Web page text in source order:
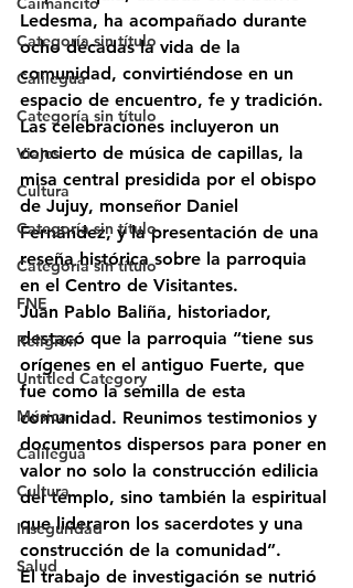
Categoría sin título
Calilegua
Categoría sin título
Viajes
Cultura
Categoría sin título
Categoría sin título
FNE
Religión
Untitled Category
Música
Calilegua
Cultura
Inseguridad
Salud
Ledesma, ha acompañado durante
ocho décadas la vida de la
comunidad, convirtiéndose en un
espacio de encuentro, fe y tradición.
Las celebraciones incluyeron un
concierto de música de capillas, la
misa central presidida por el obispo
de Jujuy, monseñor Daniel
Fernández, y la presentación de una
reseña histórica sobre la parroquia
en el Centro de Visitantes.
Juan Pablo Baliña, historiador,
destacó que la parroquia “tiene sus
orígenes en el antiguo Fuerte, que
fue como la semilla de esta
comunidad. Reunimos testimonios y
documentos dispersos para poner en
valor no solo la construcción edilicia
del templo, sino también la espiritual
que lideraron los sacerdotes y una
construcción de la comunidad”.
El trabajo de investigación se nutrió